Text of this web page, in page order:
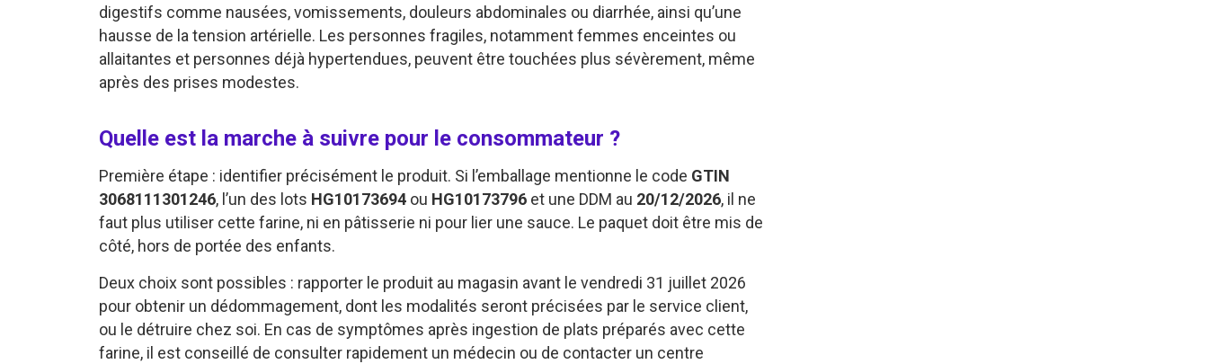
digestifs comme nausées, vomissements, douleurs abdominales ou diarrhée, ainsi qu’une
hausse de la tension artérielle. Les personnes fragiles, notamment femmes enceintes ou
allaitantes et personnes déjà hypertendues, peuvent être touchées plus sévèrement, même
après des prises modestes.
Quelle est la marche à suivre pour le consommateur ?
Première étape : identifier précisément le produit. Si l’emballage mentionne le code GTIN
3068111301246, l’un des lots HG10173694 ou HG10173796 et une DDM au 20/12/2026, il ne
faut plus utiliser cette farine, ni en pâtisserie ni pour lier une sauce. Le paquet doit être mis de
côté, hors de portée des enfants.
Deux choix sont possibles : rapporter le produit au magasin avant le vendredi 31 juillet 2026
pour obtenir un dédommagement, dont les modalités seront précisées par le service client,
ou le détruire chez soi. En cas de symptômes après ingestion de plats préparés avec cette
farine, il est conseillé de consulter rapidement un médecin ou de contacter un centre